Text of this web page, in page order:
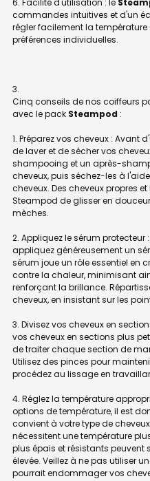
commandes intuitives et d'un
régler facilement la
préférences individuelles.
Cinq conseils de nos coiffeurs
avec le pack Steampod :
1. Préparez vos cheveux : Avant
de laver et de sécher vos
shampooing et un après-
cheveux, puis séchez-les à
cheveux. Des cheveux propres
Steampod de glisser en
mèches.
2. Appliquez le sérum
appliquez généreusement un
sérum joue un rôle essentiel en
contre la chaleur, minimisant
renforçant la brillance.
cheveux, en insistant sur les
3. Divisez vos cheveux en
vos cheveux en sections plus
de traiter chaque section de
Utilisez des pinces pour
procédez au lissage en
4. Réglez la température
options de température, il est
convient à votre type de
nécessitent une température
plus épais et résistants peuvent
élevée. Veillez à ne pas utiliser
pourrait endommager vos